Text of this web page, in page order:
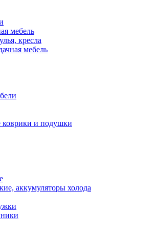
мебель
кресла
мебель
и подушки
аккумуляторы холода